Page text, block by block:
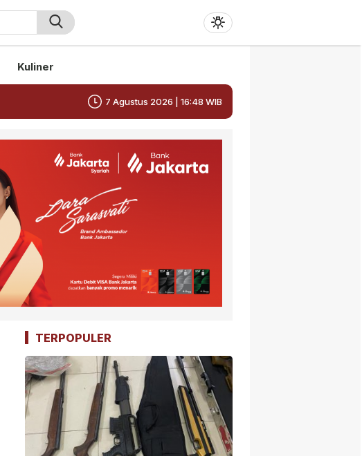
Kuliner
7 Agustus 2026 | 16:48 WIB
TERPOPULER